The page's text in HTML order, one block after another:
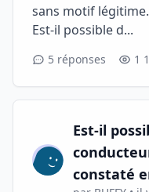
sans motif légitime.
Est-il possible d...
5 réponses 1
Est-il
constaté